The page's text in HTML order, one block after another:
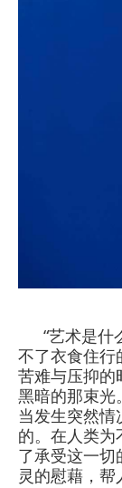
“艺术是什
不了衣食住行
苦难与压抑的
黑暗的那束光
当发生突然
的。在人类为
了承受这一
灵的慰藉，帮